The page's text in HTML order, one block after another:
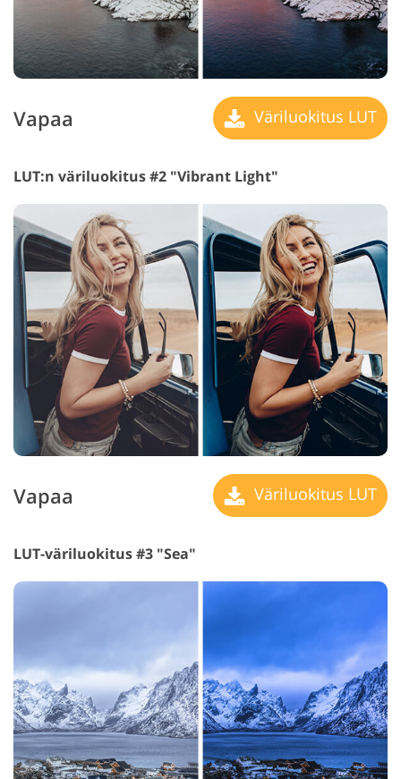
Vapaa Väriluokitus LUT
LUT:n väriluokitus #2 "Vibrant Light"
Vapaa Väriluokitus LUT
LUT-väriluokitus #3 "Sea"